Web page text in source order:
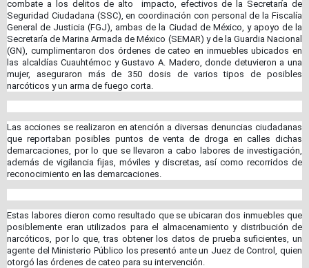
combate a los delitos de alto impacto, efectivos de la Secretaría de
Seguridad Ciudadana (SSC), en coordinación con personal de la Fiscalía
General de Justicia (FGJ), ambas de la Ciudad de México, y apoyo de la
Secretaría de Marina Armada de México (SEMAR) y de la Guardia Nacional
(GN), cumplimentaron dos órdenes de cateo en inmuebles ubicados en
las alcaldías Cuauhtémoc y Gustavo A. Madero, donde detuvieron a una
mujer, aseguraron más de 350 dosis de varios tipos de posibles
narcóticos y un arma de fuego corta.
Las acciones se realizaron en atención a diversas denuncias ciudadanas
que reportaban posibles puntos de venta de droga en calles dichas
demarcaciones, por lo que se llevaron a cabo labores de investigación,
además de vigilancia fijas, móviles y discretas, así como recorridos de
reconocimiento en las demarcaciones.
Estas labores dieron como resultado que se ubicaran dos inmuebles que
posiblemente eran utilizados para el almacenamiento y distribución de
narcóticos, por lo que, tras obtener los datos de prueba suficientes, un
agente del Ministerio Público los presentó ante un Juez de Control, quien
otorgó las órdenes de cateo para su intervención.